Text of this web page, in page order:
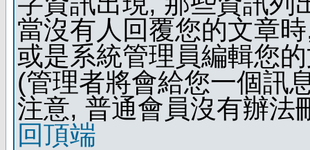
當沒有人回覆您的文章
或是系統管理員編輯您
(管理者將會給您一個訊
注意, 普通會員沒有辦法
回頂端